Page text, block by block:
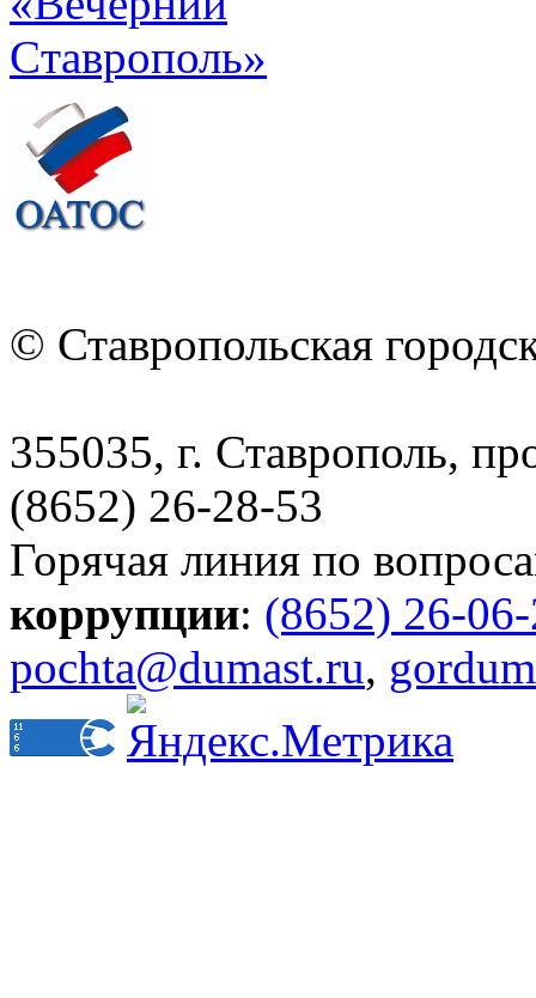
© Ставропольская
355035, г. Ставрополь,
(8652) 26-28-53
Горячая линия по
коррупции: (8652) 26-
pochta@dumast.ru,